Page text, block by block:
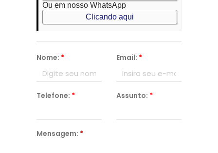
Ou em nosso WhatsApp
Clicando aqui
Nome: * Email: *
Telefone: * Assunto: *
Mensagem: *